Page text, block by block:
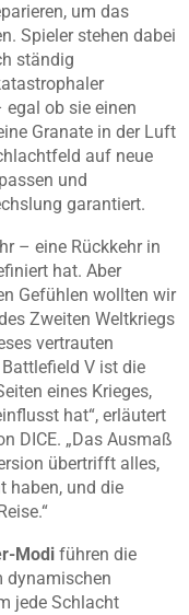
um das
Spieler stehen dabei
ständig
ob sie einen
Granate in der Luft
auf neue
und
garantiert.
– eine Rückkehr in
hat. Aber
Gefühlen wollten wir
Zweiten Weltkriegs
vertrauten
V ist die
eines Krieges,
hat“, erläutert
DICE. „Das Ausmaß
übertrifft alles,
haben, und die
Modi führen die
dynamischen
jede Schlacht